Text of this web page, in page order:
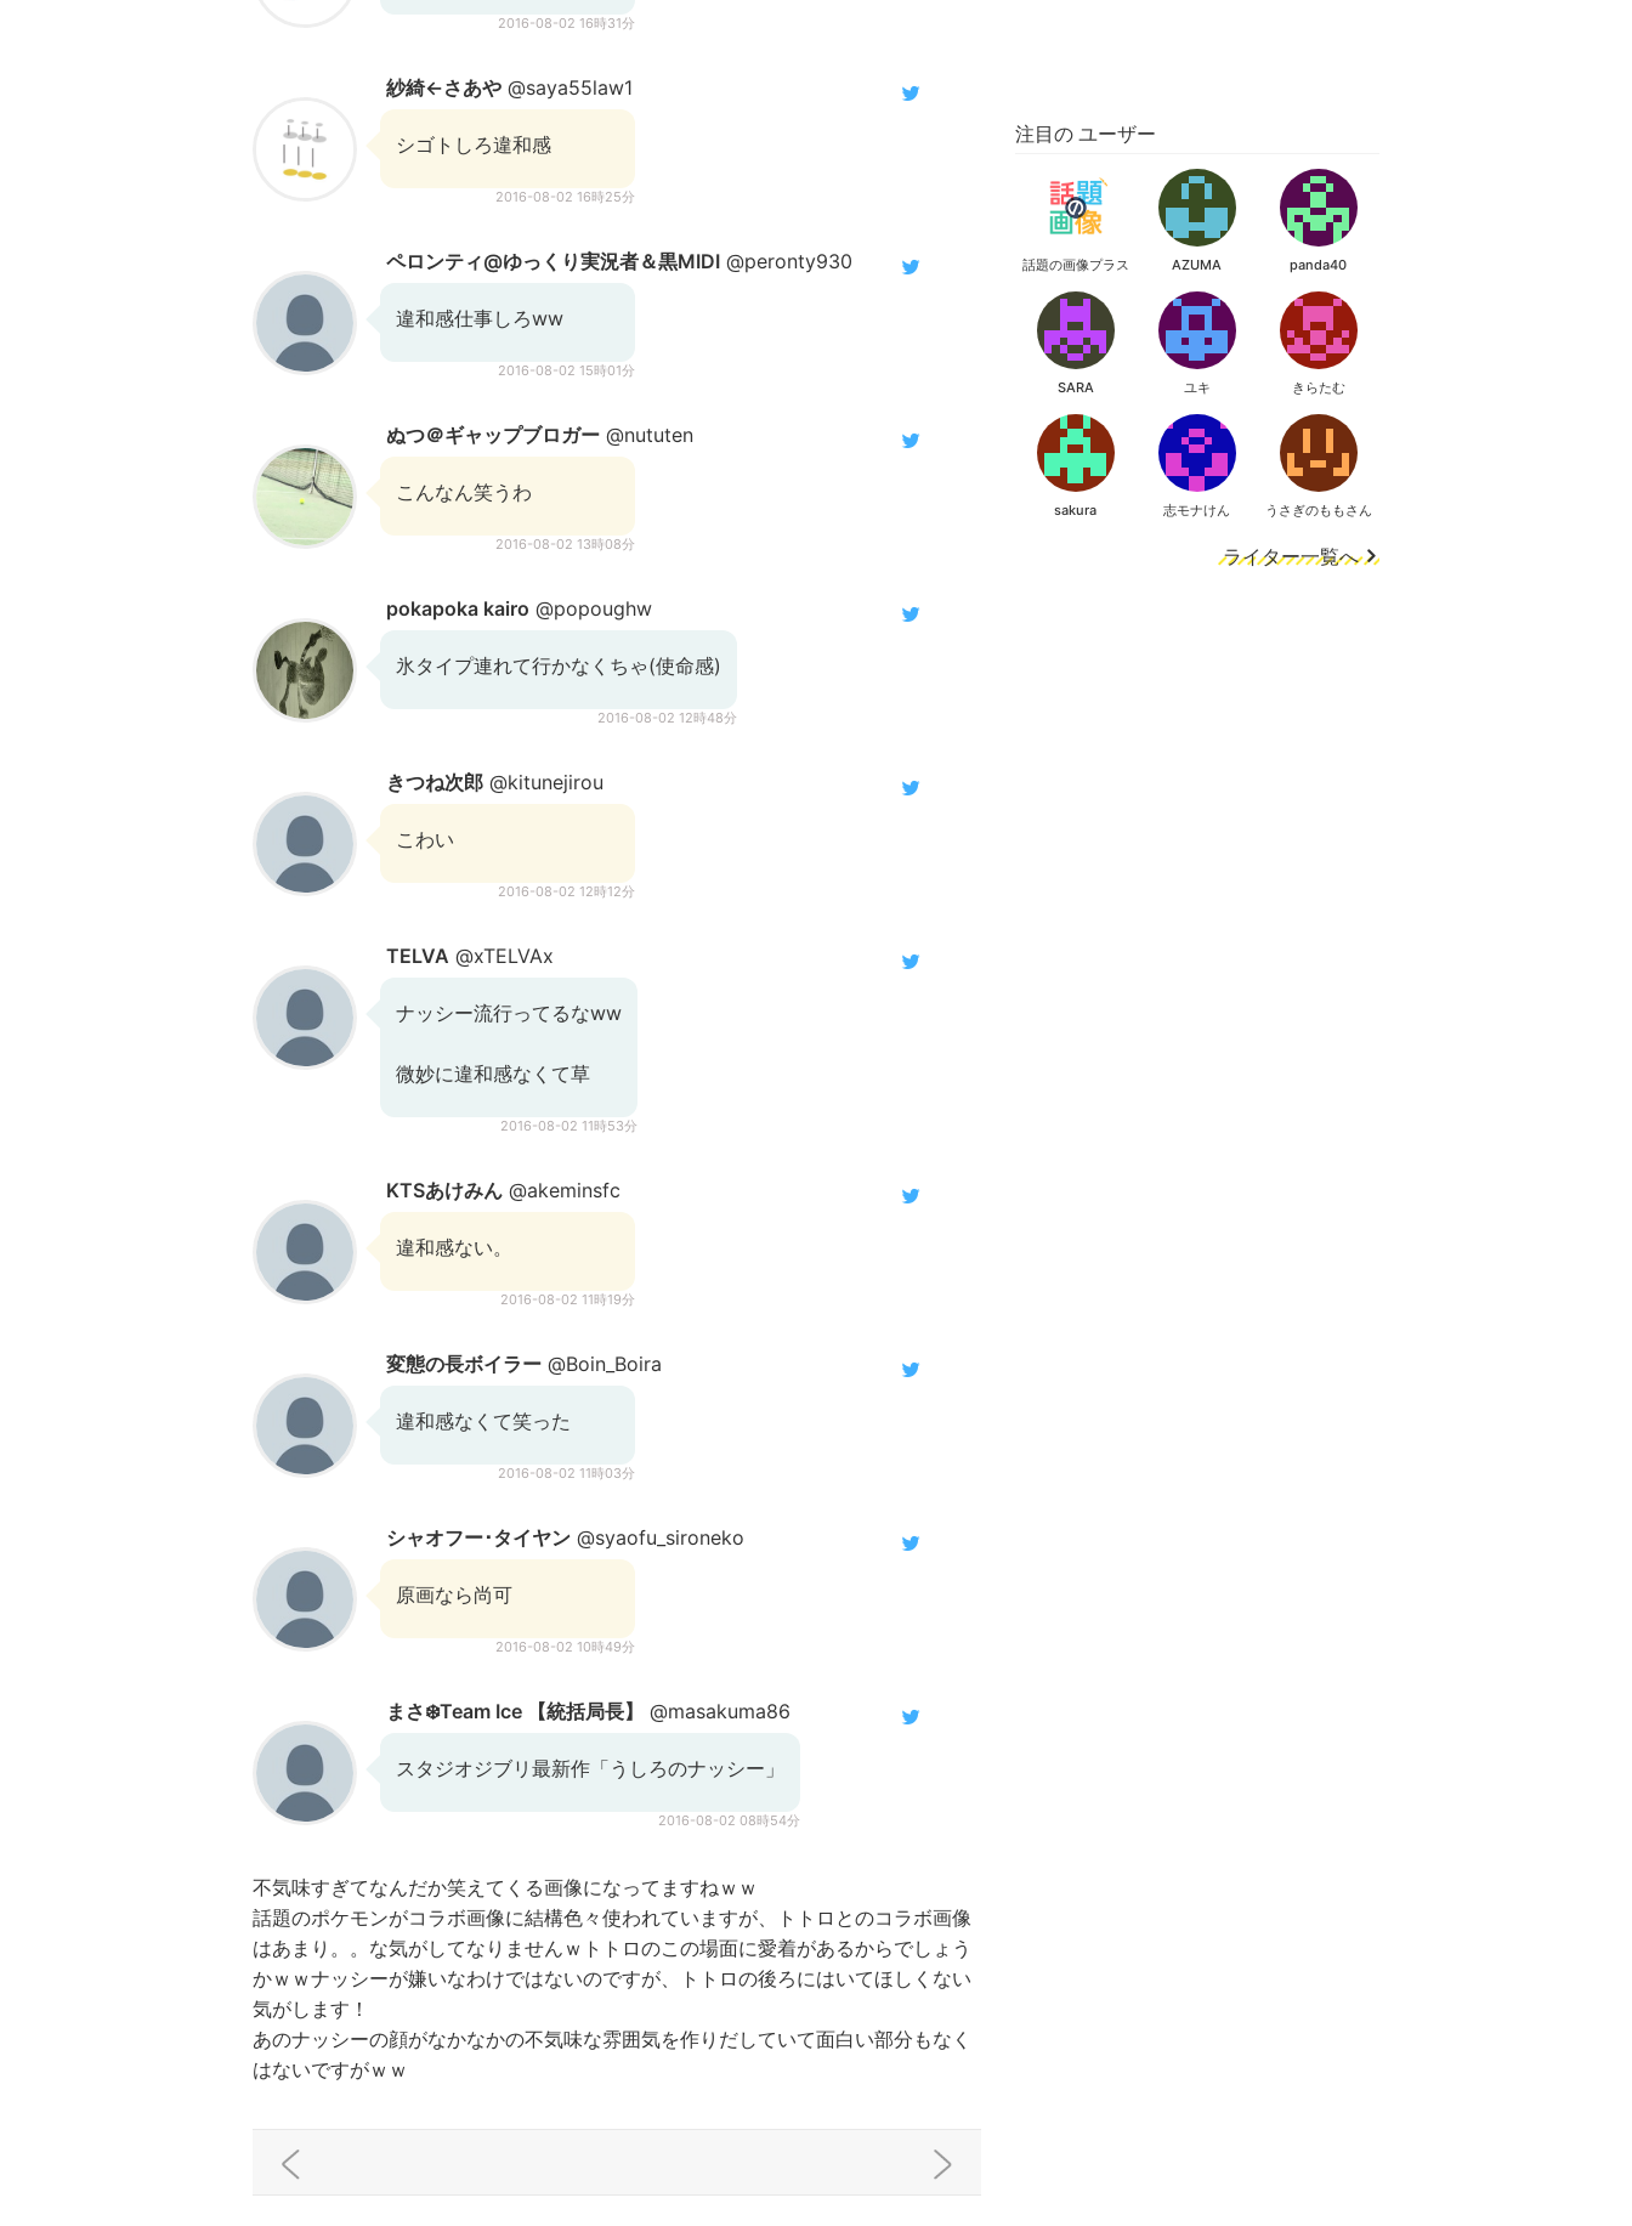
2016-08-02 16時31分
紗綺←さあや @saya55law1
シゴトしろ違和感
2016-08-02 16時25分
ペロンティ@ゆっくり実況者＆黒MIDI @peronty930
違和感仕事しろww
2016-08-02 15時01分
ぬつ＠ギャップブロガー @nututen
こんなん笑うわ
2016-08-02 13時08分
pokapoka kairo @popoughw
氷タイプ連れて行かなくちゃ(使命感)
2016-08-02 12時48分
きつね次郎 @kitunejirou
こわい
2016-08-02 12時12分
TELVA @xTELVAx
ナッシー流行ってるなww
微妙に違和感なくて草
2016-08-02 11時53分
KTSあけみん @akeminsfc
違和感ない。
2016-08-02 11時19分
変態の長ボイラー @Boin_Boira
違和感なくて笑った
2016-08-02 11時03分
シャオフー･タイヤン @syaofu_sironeko
原画なら尚可
2016-08-02 10時49分
まさ❄️Team Ice 【統括局長】 @masakuma86
スタジオジブリ最新作「うしろのナッシー」
2016-08-02 08時54分
不気味すぎてなんだか笑えてくる画像になってますねｗｗ
話題のポケモンがコラボ画像に結構色々使われていますが、トトロとのコラボ画像
はあまり。。な気がしてなりませんｗトトロのこの場面に愛着があるからでしょう
かｗｗナッシーが嫌いなわけではないのですが、トトロの後ろにはいてほしくない
気がします！
あのナッシーの顔がなかなかの不気味な雰囲気を作りだしていて面白い部分もなく
はないですがｗｗ
注目の ユーザー
話題の画像プラス AZUMA panda40
SARA ユキ きらたむ
sakura 志モナけん うさぎのももさん
ライター一覧へ